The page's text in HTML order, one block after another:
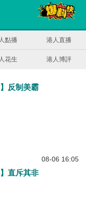
點播 港人直播
花生 港人博評
反制美霸
08-06 16:05
直斥其非